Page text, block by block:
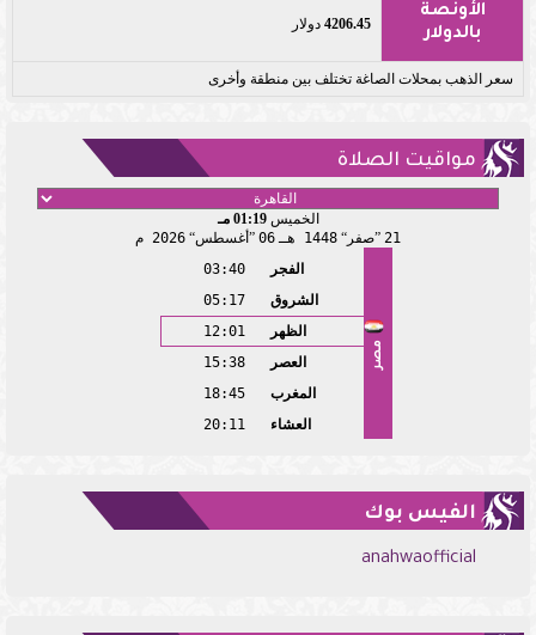
الأونصة
بالدولار
4206.45 دولار
سعر الذهب بمحلات الصاغة تختلف بين منطقة وأخرى
مواقيت الصلاة
الخميس01:19 مـ
21
صفر 1448 هـ 06 أغسطس 2026 م
مصر
الفجر
03:40
الشروق
05:17
الظهر
12:01
العصر
15:38
المغرب
18:45
العشاء
20:11
الفيس بوك
anahwaofficial